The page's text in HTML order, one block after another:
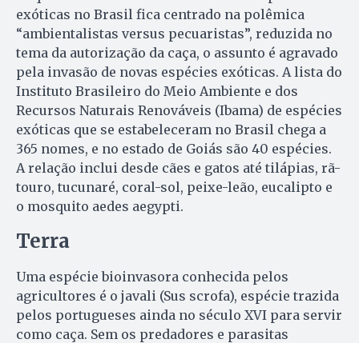
exóticas no Brasil fica centrado na polêmica
“ambientalistas versus pecuaristas”, reduzida no
tema da autorização da caça, o assunto é agravado
pela invasão de novas espécies exóticas. A lista do
Instituto Brasileiro do Meio Ambiente e dos
Recursos Naturais Renováveis (Ibama) de espécies
exóticas que se estabeleceram no Brasil chega a
365 nomes, e no estado de Goiás são 40 espécies.
A relação inclui desde cães e gatos até tilápias, rã-
touro, tucunaré, coral-sol, peixe-leão, eucalipto e
o mosquito aedes aegypti.
Terra
Uma espécie bioinvasora conhecida pelos
agricultores é o javali (Sus scrofa), espécie trazida
pelos portugueses ainda no século XVI para servir
como caça. Sem os predadores e parasitas